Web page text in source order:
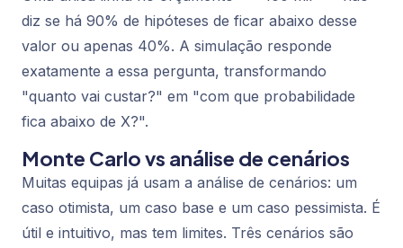
diz se há 90% de hipóteses de ficar abaixo desse
valor ou apenas 40%. A simulação responde
exatamente a essa pergunta, transformando
"quanto vai custar?" em "com que probabilidade
fica abaixo de X?".
Monte Carlo vs análise de cenários
Muitas equipas já usam a análise de cenários: um
caso otimista, um caso base e um caso pessimista. É
útil e intuitivo, mas tem limites. Três cenários são